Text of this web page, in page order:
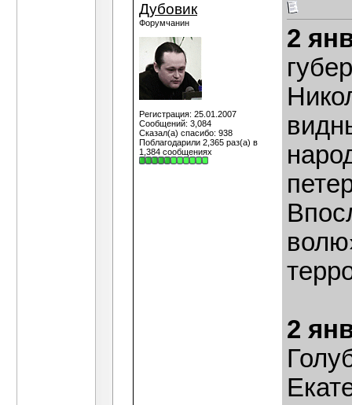
Дубовик
Форумчанин
Регистрация: 25.01.2007
Сообщений: 3,084
Сказал(а) спасибо: 938
Поблагодарили 2,365 раз(а) в
1,384 сообщениях
2
2